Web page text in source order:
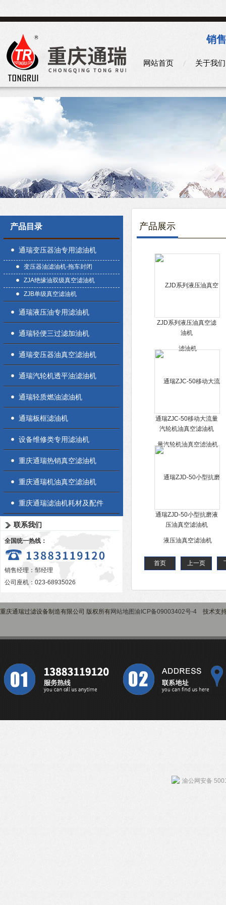
销
网站首页 关于我们
产品目录
通瑞变压器油专用滤油机
变压器油滤油机-拖车封闭
ZJA绝缘油双级真空滤油机
ZJB单级真空滤油机
通瑞液压油专用滤油机
通瑞轻便三过滤加油机
通瑞变压器油真空滤油机
通瑞汽轮机透平油滤油机
通瑞轻质燃油滤油机
通瑞板框滤油机
设备维修类专用滤油机
重庆通瑞热销真空滤油机
重庆通瑞机油真空滤油机
重庆通瑞滤油机耗材及配件
联系我们
全国统一热线：
销售经理：邹经理
公司座机：023-68935026
产品展示
ZJD系列液压油真空滤
油机
通瑞ZJC-50移动大流量
汽轮机油真空滤油机
通瑞ZJD-50小型抗磨液
压油真空滤油机
首页 上一页
重庆通瑞过滤设备制造有限公司 版权所有网站地图渝ICP备09003402号-4 技术支
渝公网安备